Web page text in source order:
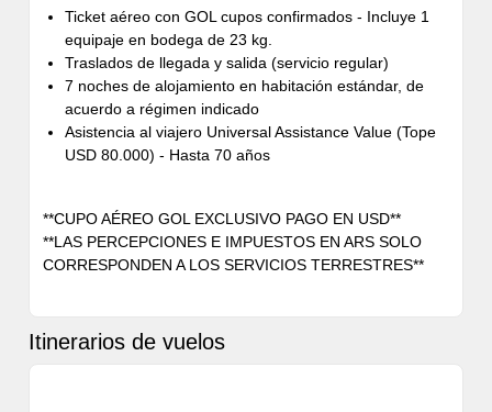
Ticket aéreo con GOL cupos confirmados - Incluye 1
equipaje en bodega de 23 kg.
Traslados de llegada y salida (servicio regular)
7 noches de alojamiento en habitación estándar, de
acuerdo a régimen indicado
Asistencia al viajero Universal Assistance Value (Tope
USD 80.000) - Hasta 70 años
**CUPO AÉREO GOL EXCLUSIVO PAGO EN USD**
**LAS PERCEPCIONES E IMPUESTOS EN ARS SOLO
CORRESPONDEN A LOS SERVICIOS TERRESTRES**
Itinerarios de vuelos